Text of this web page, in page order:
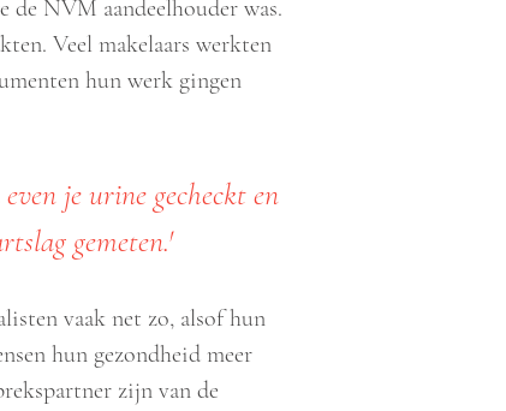
de NVM aandeelhouder was.
Veel makelaars werkten
hun werk gingen
je urine gecheckt en
gemeten.'
vaak net zo, alsof hun
hun gezondheid meer
zijn van de